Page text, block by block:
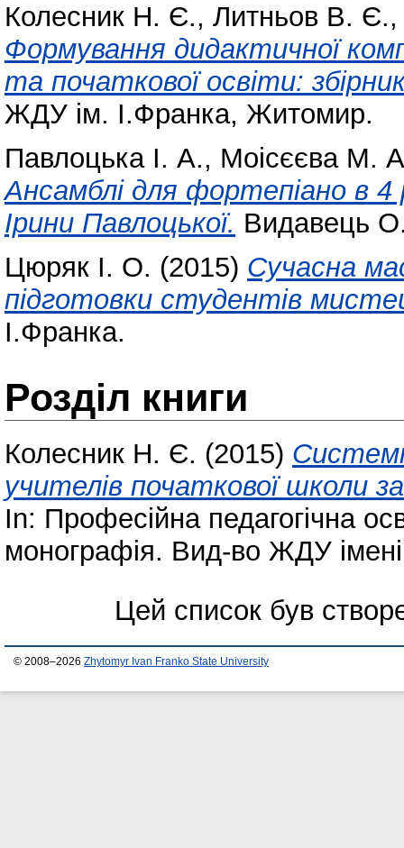
Колесник Н. Є., Литньов В. Є.
Формування дидактичної
та початкової освіти:
ЖДУ ім. І.Франка, Житомир.
Павлоцька І. А., Моісєєва М.
Ансамблі для фортепіано в 4
Ірини Павлоцької. Видавець
Цюряк І. О. (2015) Сучасна
підготовки студентів
І.Франка.
Розділ книги
Колесник Н. Є. (2015)
учителів початкової школи
In: Професійна педагогічна
монографія. Вид-во ЖДУ
Цей список був
© 2008–2026 Zhytomyr Ivan Franko State University